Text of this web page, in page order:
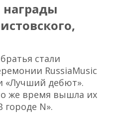
стали
RussiaMusic
«Лучший дебют».
же время вышла их
городе N».